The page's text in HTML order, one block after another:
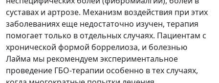
суставах и артрозе. Механизм воздействия при этих
заболеваниях еще недостаточно изучен, терапия
помогает только в отдельных случаях. Пациентам с
хронической формой боррелиоза, и болезнью
Лайма мы рекомендуем экспериментальное
проведение ГБО-терапии особенно в тех случаях,